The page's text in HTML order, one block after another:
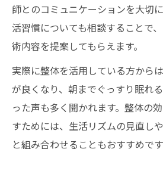
師とのコミュニケーションを大切
活習慣についても相談することで
術内容を提案してもらえます。
実際に整体を活用している方から
が良くなり、朝までぐっすり眠れ
った声も多く聞かれます。整体の
すためには、生活リズムの見直し
と組み合わせることもおすすめです